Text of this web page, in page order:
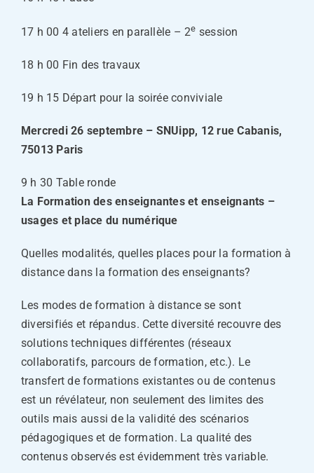
17 h 00 4 ateliers en parallèle – 2e session
18 h 00 Fin des travaux
19 h 15 Départ pour la soirée conviviale
Mercredi 26 septembre – SNUipp, 12 rue Cabanis,
75013 Paris
9 h 30 Table ronde
La Formation des enseignantes et enseignants –
usages et place du numérique
Quelles modalités, quelles places pour la formation à
distance dans la formation des enseignants?
Les modes de formation à distance se sont
diversifiés et répandus. Cette diversité recouvre des
solutions techniques différentes (réseaux
collaboratifs, parcours de formation, etc.). Le
transfert de formations existantes ou de contenus
est un révélateur, non seulement des limites des
outils mais aussi de la validité des scénarios
pédagogiques et de formation. La qualité des
contenus observés est évidemment très variable.